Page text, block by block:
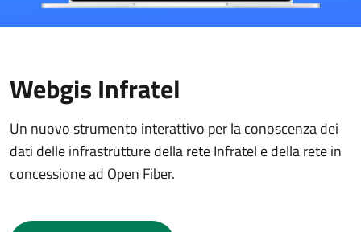
Webgis Infratel
Un nuovo strumento interattivo per la conoscenza dei
dati delle infrastrutture della rete Infratel e della rete in
concessione ad Open Fiber.